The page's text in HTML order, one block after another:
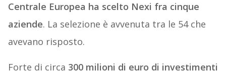
Centrale Europea ha scelto Nexi fra cinque
aziende. La selezione è avvenuta tra le 54 che
avevano risposto.
Forte di circa 300 milioni di euro di investimenti